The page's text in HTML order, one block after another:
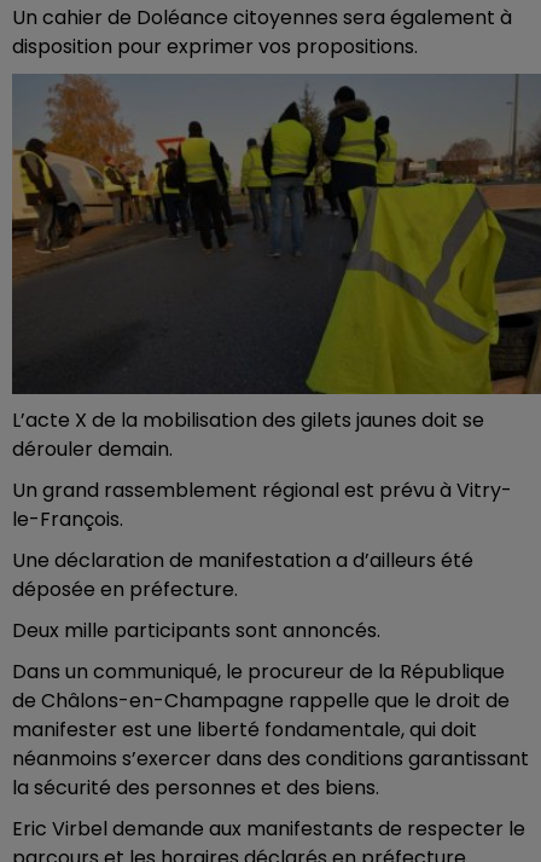
Un cahier de Doléance citoyennes sera également à
disposition pour exprimer vos propositions.
L’acte X de la mobilisation des gilets jaunes doit se
dérouler demain.
Un grand rassemblement régional est prévu à Vitry-
le-François.
Une déclaration de manifestation a d’ailleurs été
déposée en préfecture.
Deux mille participants sont annoncés.
Dans un communiqué, le procureur de la République
de Châlons-en-Champagne rappelle que le droit de
manifester est une liberté fondamentale, qui doit
néanmoins s’exercer dans des conditions garantissant
la sécurité des personnes et des biens.
Eric Virbel demande aux manifestants de respecter le